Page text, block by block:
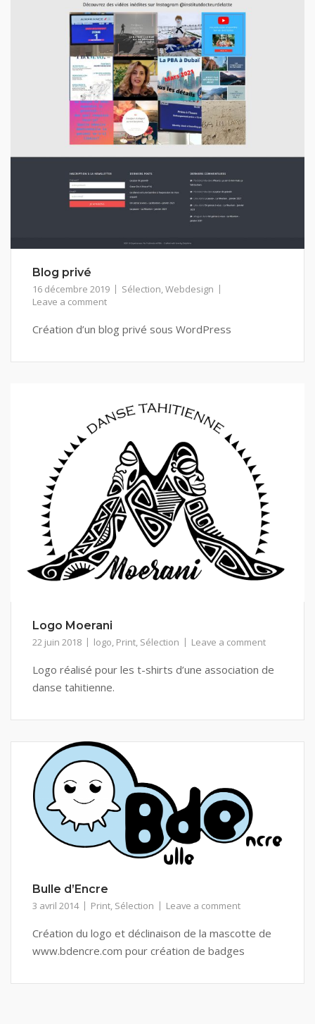
Blog privé
16 décembre 2019 Sélection,Webdesign
Leave a comment
Création d’un blog privé sous WordPress
Logo Moerani
22 juin 2018 logo, Print, Sélection Leave a comment
Logo réalisé pour les t-shirts d’une association de
danse tahitienne.
Bulle d’Encre
3 avril 2014 Print, Sélection Leave a comment
Création du logo et déclinaison de la mascotte de
www.bdencre.com pour création de badges